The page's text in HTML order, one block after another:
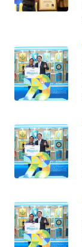
KEPULAUAN
WN
TANGERANG
WN
WN
CIREBON
WN
KUNINGAN